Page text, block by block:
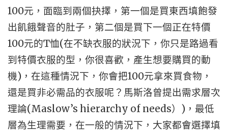
100元，面臨到兩個抉擇，第一個是買東西填飽發
出飢餓聲音的肚子，第二個是買下一個正在特價
100元的T恤(在不缺衣服的狀況下，你只是路過看
到特價衣服的型，你很喜歡，產生想要購買的動
機) ，在這種情況下，你會把100元拿來買食物，
還是買非必需品的衣服呢？馬斯洛曾提出需求層次
理論(Maslow’s hierarchy of needs） ) ，最低
層為生理需要，在一般的情況下，大家都會選擇填